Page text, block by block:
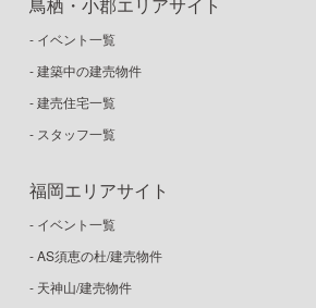
鳥栖・小郡エリアサイト
- イベント一覧
- 建築中の建売物件
- 建売住宅一覧
- スタッフ一覧
福岡エリアサイト
- イベント一覧
- AS須恵の杜/建売物件
- 天神山/建売物件